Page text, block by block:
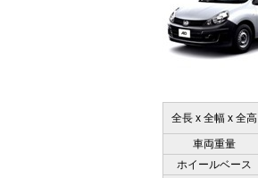
全長 x 全幅 x 全高
車両重量
ホイールベース